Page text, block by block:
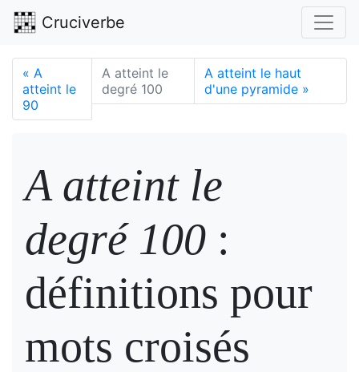
Cruciverbe
« A
atteint le
90
A atteint le
degré 100
A atteint le haut
d'une pyramide »
A atteint le
degré 100 :
définitions pour
mots croisés